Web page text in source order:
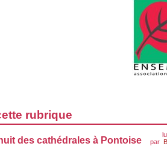
rubrique
par
des cathédrales à Pontoise